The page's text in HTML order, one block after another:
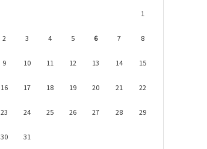
1
2 3 4 5 6 7 8
9 10 11 12 13 14 15
16 17 18 19 20 21 22
23 24 25 26 27 28 29
30 31